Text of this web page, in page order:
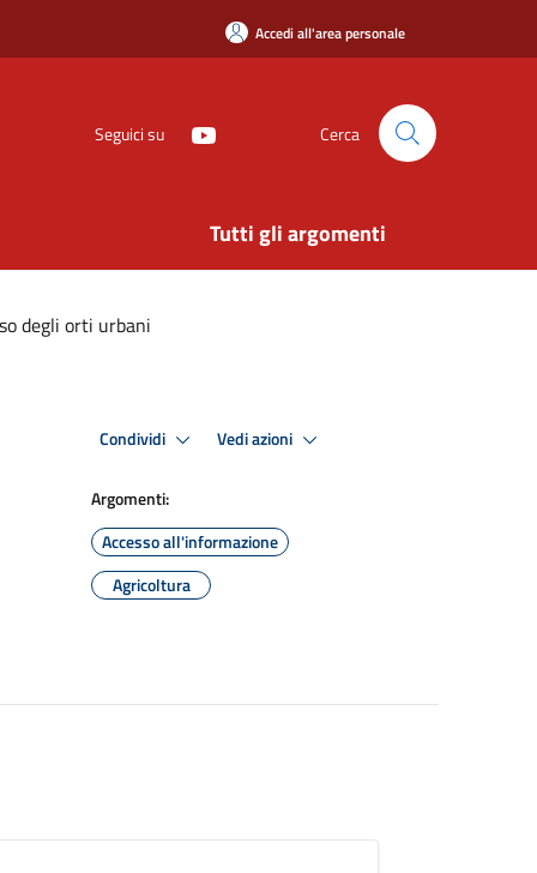
Accedi all'area personale
Seguici su Cerca
Tutti gli argomenti
degli orti urbani
Condividi Vedi azioni
Argomenti:
Accesso all'informazione
Agricoltura